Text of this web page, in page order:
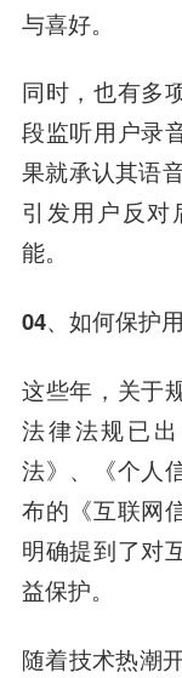
与喜好。
同时，也有多
段监听用户录
果就承认其语
引发用户反对
能。
04、如何保护
这些年，关于
法律法规已
法》、《个人
布的《互联网
明确提到了对
益保护。
随着技术热潮